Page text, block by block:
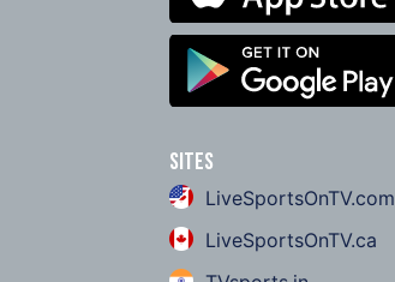
Sites
LiveSportsOnTV.com
LiveSportsOnTV.ca